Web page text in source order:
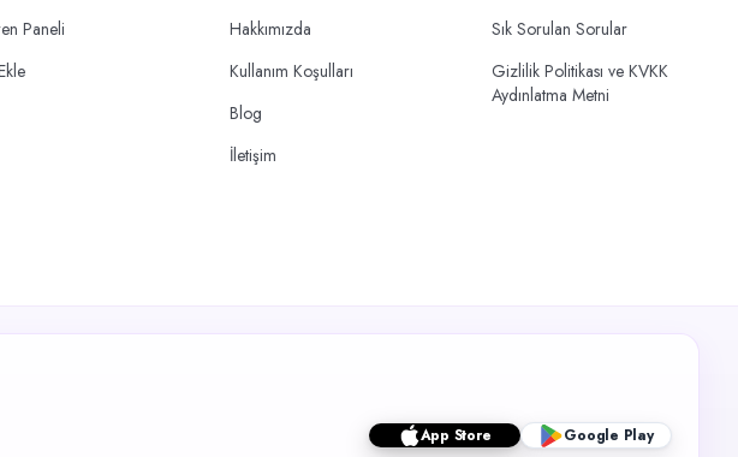
Paneli
Hakkımızda
Kullanım Koşulları
Blog
İletişim
Sık Sorulan Sorular
Gizlilik Politikası ve KVKK
Aydınlatma Metni
App Store Google Play